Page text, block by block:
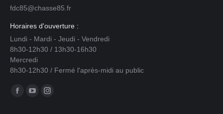
fdc85@chasse85.fr
Horaires d'ouverture :
Lundi - Mardi - Jeudi - Vendredi
8h30-12h30 / 13h30-16h30
Mercredi
8h30-12h30 / Fermé l'après-midi au public
Trouvez nous sur :
Facebook
YouTubeInstagram